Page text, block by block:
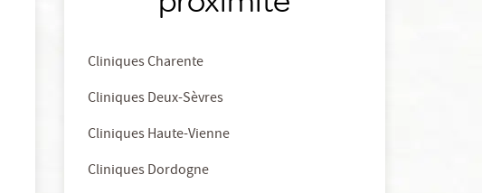
Cliniques Charente
Cliniques Deux-Sèvres
Cliniques Haute-Vienne
Cliniques Dordogne